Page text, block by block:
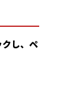
し、ペ